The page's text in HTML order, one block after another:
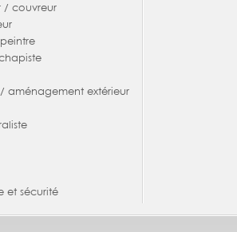
/ couvreur
aménagement extérieur
et sécurité